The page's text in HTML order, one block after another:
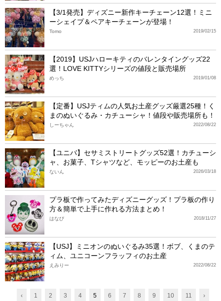
【3/1発売】ディズニー新作キーチェーン12選！ミニ
ーシェイプ＆ペアキーチェーンが登場！
2019/02/15
Tomo
【2019】USJハローキティのバレンタイングッズ22
選！LOVE KITTYシリーズの値段と販売場所
2019/01/08
めっち
【定番】USJティムの人気お土産グッズ厳選25種！く
まのぬいぐるみ・カチューシャ！値段や販売場所も！
2022/08/22
しーちゃん
【ユニバ】セサミストリートグッズ52選！カチューシ
ャ、お菓子、Tシャツなど、モッピーのお土産も
2026/03/18
ないん
プラ板で作ってみたディズニーグッズ！プラ板の作り
方＆簡単で上手に作れる方法まとめ！
2018/11/27
はなび
【USJ】ミニオンのぬいぐるみ35選！ボブ、くまのテ
ィム、ユニコーンフラッフィのお土産
2022/08/22
えみりー
‹ 1 2 3 4 5 6 7 8 9 10 11 ›